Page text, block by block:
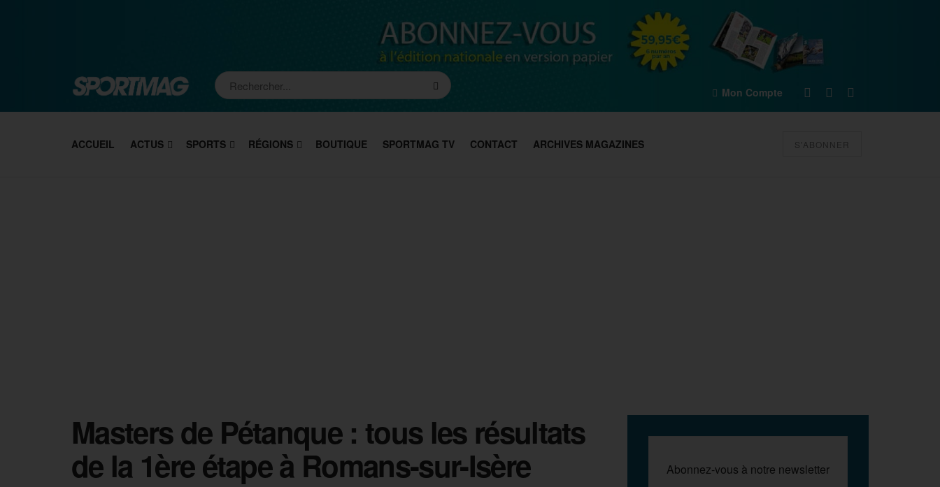
Mon Compte
ACCUEIL ACTUS SPORTS RÉGIONS BOUTIQUE SPORTMAG TV CONTACT ARCHIVES MAGAZINES S'ABONNER
Masters de Pétanque : tous les résultats
de la 1ère étape à Romans-sur-Isère
Abonnez-vous à notre newsletter